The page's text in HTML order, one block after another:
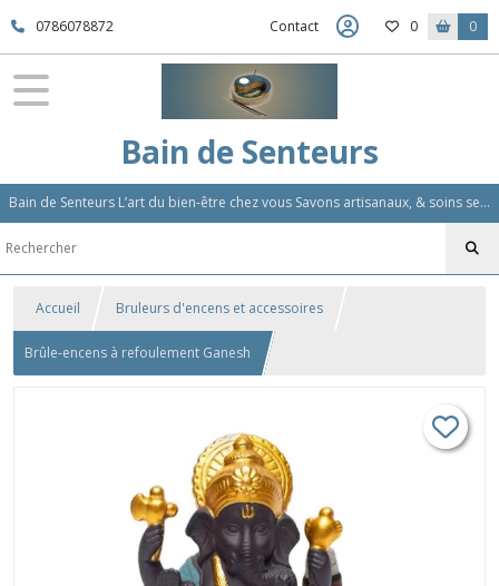
0786078872 Contact 0 0
Bain de Senteurs
Bain de Senteurs L’art du bien-être chez vous Savons artisanaux, & soins sensoriels, Aromathérapie et Parfums d'Ambiance,Soin Des Cheveux
Accueil Bruleurs d'encens et accessoires
Brûle-encens à refoulement Ganesh